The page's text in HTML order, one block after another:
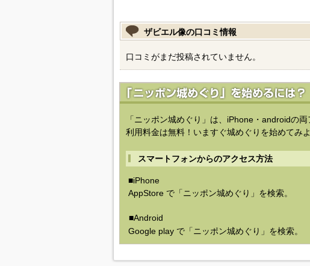
ザビエル像の口コミ情報
口コミがまだ投稿されていません。
「ニッポン城めぐり」は、iPhone・androidの両
利用料金は無料！いますぐ城めぐりを始めてみよ
スマートフォンからのアクセス方法
■iPhone
AppStore で「ニッポン城めぐり」を検索。
■Android
Google play で「ニッポン城めぐり」を検索。